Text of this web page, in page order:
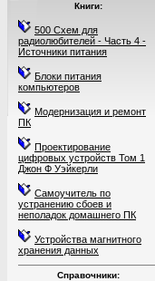
Книги:
500 Схем для
радиолюбителей - Часть 4 -
Источники питания
Блоки питания
компьютеров
Модернизация и ремонт
ПК
Проектирование
цифровых устройств Том 1
Джон Ф Уэйкерли
Самоучитель по
устранению сбоев и
неполадок домашнего ПК
Устройства магнитного
хранения данных
Справочники: